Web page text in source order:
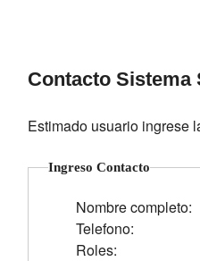
Contacto Sistema
Estimado usuario ingrese
Ingreso Contacto
Nombre completo:
Telefono:
Roles: